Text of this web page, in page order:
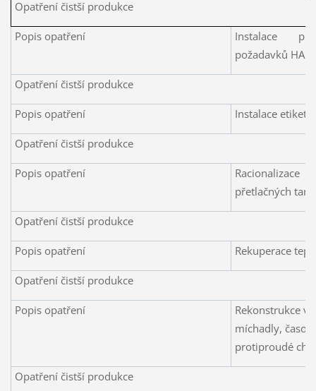
Opatření čistší produkce
Popis opatření
Instalace
požadavků
Opatření čistší produkce
Popis opatření Instalace
Opatření čistší produkce
Popis opatření
Racionalizace
přetlačných
Opatření čistší produkce
Popis opatření Rekuperace
Opatření čistší produkce
Popis opatření
Rekonstrukce
míchadly,
protiproudé
Opatření čistší produkce